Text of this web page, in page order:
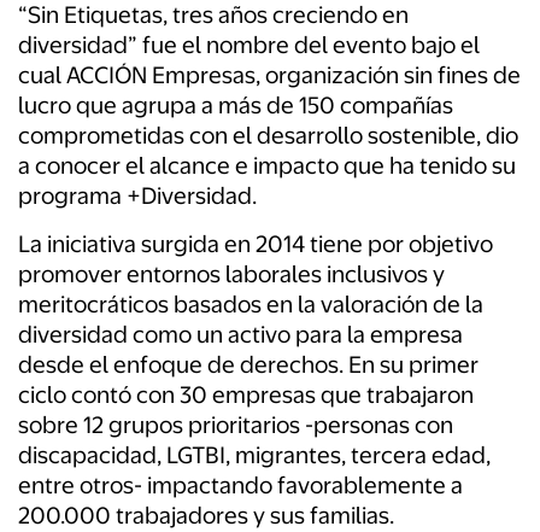
“Sin Etiquetas, tres años creciendo en
diversidad” fue el nombre del evento bajo el
cual ACCIÓN Empresas, organización sin fines de
lucro que agrupa a más de 150 compañías
comprometidas con el desarrollo sostenible, dio
a conocer el alcance e impacto que ha tenido su
programa +Diversidad.
La iniciativa surgida en 2014 tiene por objetivo
promover entornos laborales inclusivos y
meritocráticos basados en la valoración de la
diversidad como un activo para la empresa
desde el enfoque de derechos. En su primer
ciclo contó con 30 empresas que trabajaron
sobre 12 grupos prioritarios -personas con
discapacidad, LGTBI, migrantes, tercera edad,
entre otros- impactando favorablemente a
200.000 trabajadores y sus familias.